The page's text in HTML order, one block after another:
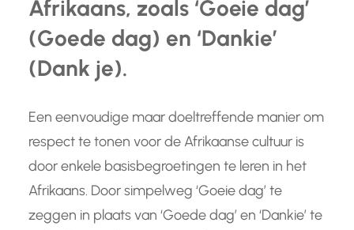
Afrikaans, zoals ‘Goeie dag’
(Goede dag) en ‘Dankie’
(Dank je).
Een eenvoudige maar doeltreffende manier om
respect te tonen voor de Afrikaanse cultuur is
door enkele basisbegroetingen te leren in het
Afrikaans. Door simpelweg ‘Goeie dag’ te
zeggen in plaats van ‘Goede dag’ en ‘Dankie’ te